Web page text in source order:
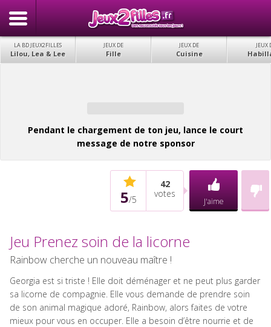
LA BD JEUX2FILLES
Lilou, Lea & Lee
JEUX DE
Fille
JEUX DE
Cuisine
JEUX
Pendant le chargement de ton jeu, lance le court
message de notre sponsor
5/5
42
votes
J'aime
Jeu Prenez soin de la licorne
Rainbow cherche un nouveau maître !
Georgia est si triste ! Elle doit déménager et ne peut plus garder
sa licorne de compagnie. Elle vous demande de prendre soin
de son animal magique adoré, Rainbow, alors faites de votre
mieux pour vous en occuper. Elle a besoin d’être nourrie et de